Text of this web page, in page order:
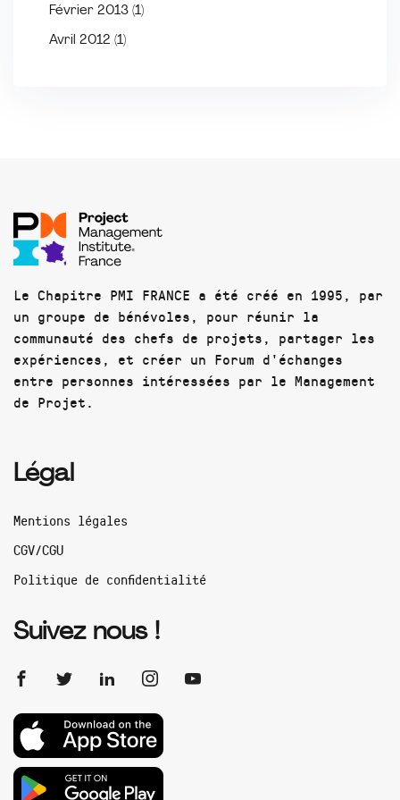
Février 2013 (1)
Avril 2012 (1)
Le Chapitre PMI FRANCE a été créé en 1995, par
un groupe de bénévoles, pour réunir la
communauté des chefs de projets, partager les
expériences, et créer un Forum d'échanges
entre personnes intéressées par le Management
de Projet.
Légal
Mentions légales
CGV/CGU
Politique de confidentialité
Suivez nous !